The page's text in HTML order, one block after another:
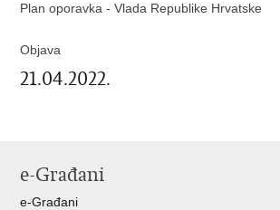
Plan oporavka - Vlada Republike Hrvatske
Objava
21.04.2022.
e-Građani
e-Građani